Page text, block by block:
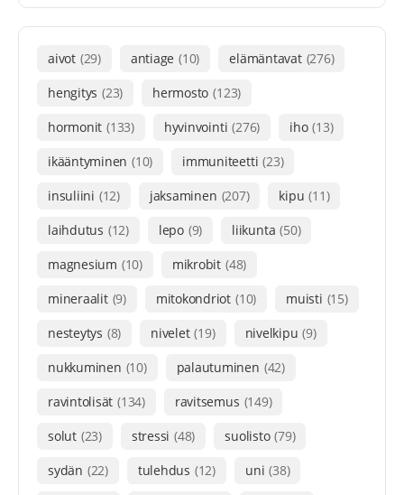
aivot (29) antiage (10) elämäntavat (276)
hengitys (23) hermosto (123)
hormonit (133) hyvinvointi (276) iho (13)
ikääntyminen (10) immuniteetti (23)
insuliini (12) jaksaminen (207) kipu (11)
laihdutus (12) lepo (9) liikunta (50)
magnesium (10) mikrobit (48)
mineraalit (9) mitokondriot (10) muisti (15)
nesteytys (8) nivelet (19) nivelkipu (9)
nukkuminen (10) palautuminen (42)
ravintolisät (134) ravitsemus (149)
solut (23) stressi (48) suolisto (79)
sydän (22) tulehdus (12) uni (38)